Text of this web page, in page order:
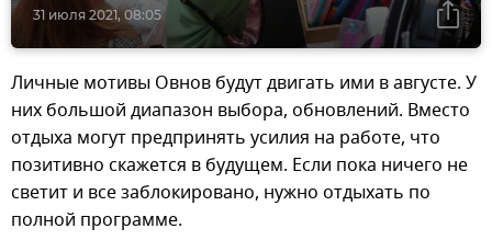
31 июля 2021, 08:05
Личные мотивы Овнов будут двигать ими в августе. У
них большой диапазон выбора, обновлений. Вместо
отдыха могут предпринять усилия на работе, что
позитивно скажется в будущем. Если пока ничего не
светит и все заблокировано, нужно отдыхать по
полной программе.